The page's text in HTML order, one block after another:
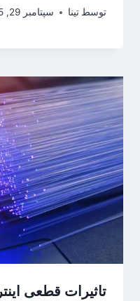
توسط تینا سپتامبر 29, 2025
تاثیرات قطعی